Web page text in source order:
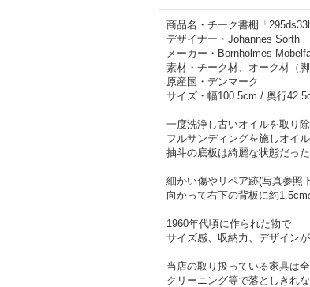
商品名・チーク書棚「295ds33h
デザイナー・Johannes Sorth
メーカー・Bornholmes
素材・チーク材、オーク材（脚
原産国・デンマーク
サイズ・幅100.5cm / 奥行
一度洗浄し古いオイルを取り除
フルサンディングを施しオイ
抽斗の底板は綺麗な状態だっ
細かい傷やリペア跡(写真参照
向かって右下の背板に約1.5cm
1960年代頃に作られた物で
サイズ感、収納力、デザインが
当店の取り扱っている家具は
クリーニング等で落としきれ